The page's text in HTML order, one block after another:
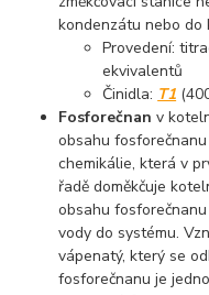
kondenzátu nebo do
Provedení:
ekvivalentů
Činidla: T1
Fosforečnan v
obsahu
chemikálie, která v
řadě doměkčuje
obsahu
vody do systému.
vápenatý, který se
fosforečnanu je